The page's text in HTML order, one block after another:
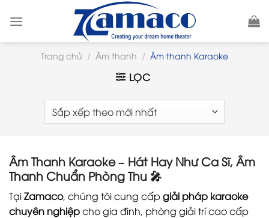
Trang chủ / Âm thanh / Âm thanh Karaoke
LỌC
Âm Thanh Karaoke – Hát Hay Như Ca Sĩ, Âm
Thanh Chuẩn Phòng Thu 🎤
TạiZamaco, chúng tôi cung cấpgiải pháp karaoke
chuyên nghiệpcho gia đình, phòng giải trí cao cấp